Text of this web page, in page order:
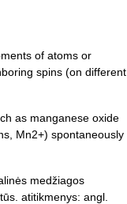
of atoms or
spins (on different
as manganese oxide
Mn2+) spontaneously
medžiagos
atitikmenys: angl.